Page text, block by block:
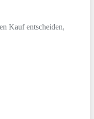
Kauf entscheiden,